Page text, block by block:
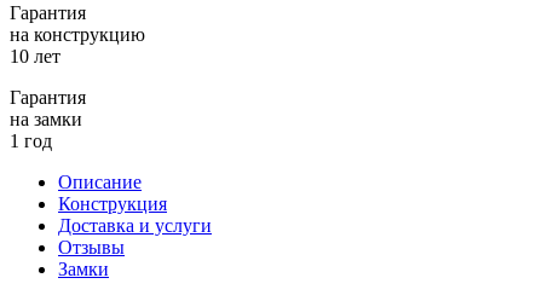
Гарантия
на конструкцию
10 лет
Гарантия
на замки
1 год
Описание
Конструкция
Доставка и услуги
Отзывы
Замки